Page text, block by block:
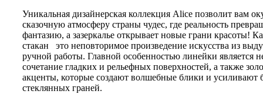
Уникальная дизайнерская коллекция Alice позволит вам
сказочную атмосферу страны чудес, где реальность
фантазию, а зазеркалье открывает новые грани красоты!
стакан это неповторимое произведение искусства из
ручной работы. Главной особенностью линейки является
сочетание гладких и рельефных поверхностей, а также
акценты, которые создают волшебные блики и усиливают
стеклянных граней.